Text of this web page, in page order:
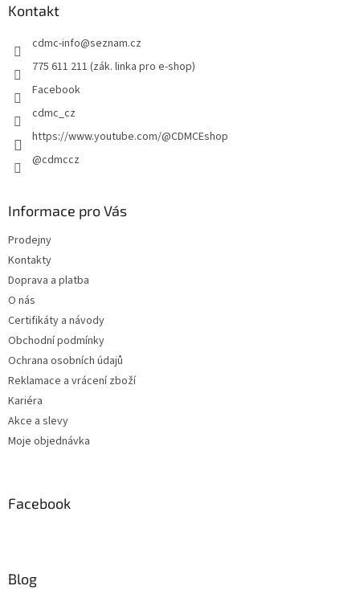
Kontakt
cdmc-info@seznam.cz
775 611 211 (zák. linka pro e-shop)
Facebook
cdmc_cz
https://www.youtube.com/@CDMCEshop
@cdmccz
Informace pro Vás
Prodejny
Kontakty
Doprava a platba
O nás
Certifikáty a návody
Obchodní podmínky
Ochrana osobních údajů
Reklamace a vrácení zboží
Kariéra
Akce a slevy
Moje objednávka
Facebook
Blog